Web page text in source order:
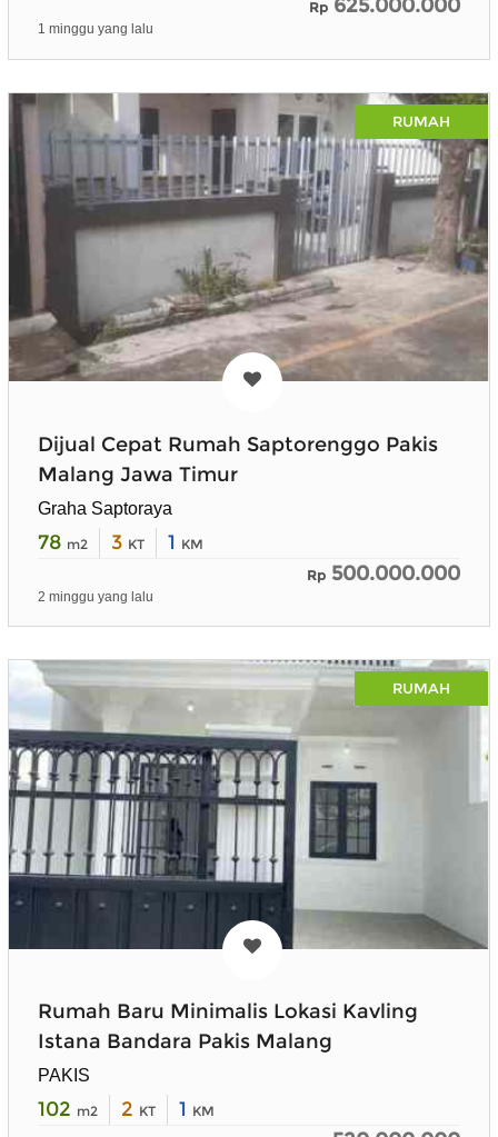
Rp 625.000.000
1 minggu yang lalu
RUMAH
Dijual Cepat Rumah Saptorenggo Pakis
Malang Jawa Timur
Graha Saptoraya
78 m2 3 KT 1 KM
Rp 500.000.000
2 minggu yang lalu
RUMAH
Rumah Baru Minimalis Lokasi Kavling
Istana Bandara Pakis Malang
PAKIS
102 m2 2 KT 1 KM